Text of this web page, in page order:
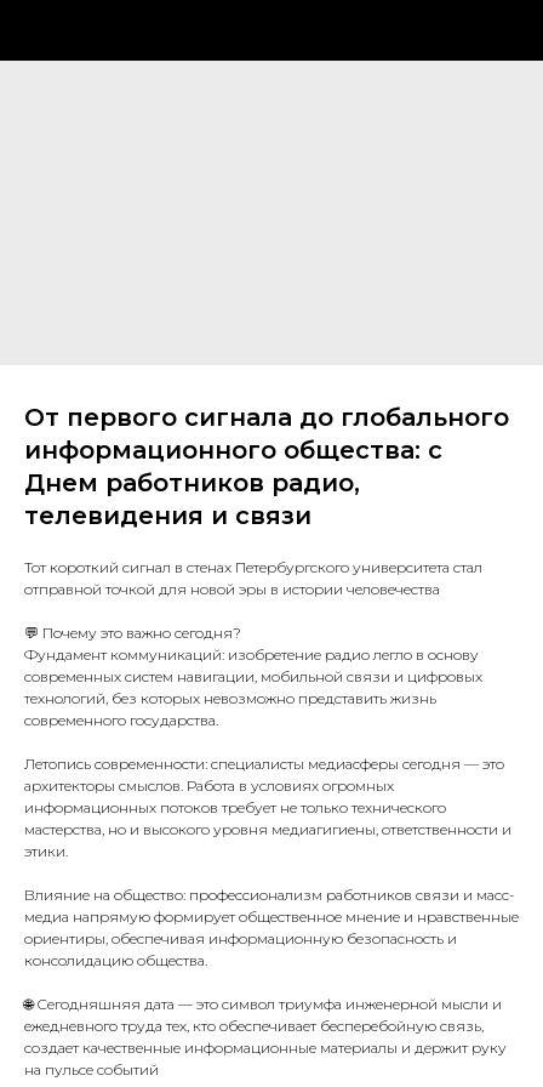
От первого сигнала до глобального
информационного общества: с
Днем работников радио,
телевидения и связи
Тот короткий сигнал в стенах Петербургского университета стал
отправной точкой для новой эры в истории человечества
💬 Почему это важно сегодня?
Фундамент коммуникаций: изобретение радио легло в основу
современных систем навигации, мобильной связи и цифровых
технологий, без которых невозможно представить жизнь
современного государства.
Летопись современности: специалисты медиасферы сегодня — это
архитекторы смыслов. Работа в условиях огромных
информационных потоков требует не только технического
мастерства, но и высокого уровня медиагигиены, ответственности и
этики.
Влияние на общество: профессионализм работников связи и масс-
медиа напрямую формирует общественное мнение и нравственные
ориентиры, обеспечивая информационную безопасность и
консолидацию общества.
🌐 Сегодняшняя дата — это символ триумфа инженерной мысли и
ежедневного труда тех, кто обеспечивает бесперебойную связь,
создает качественные информационные материалы и держит руку
на пульсе событий